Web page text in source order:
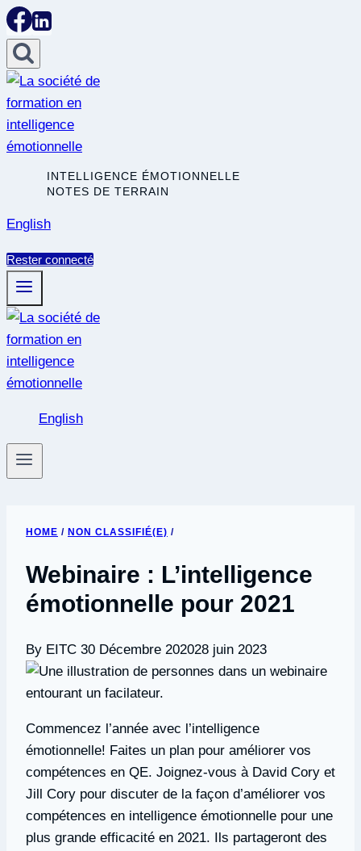
Skip
to
content
INTELLIGENCE ÉMOTIONNELLE
NOTES DE TERRAIN
English
Rester connecté
English
HOME / NON CLASSIFIÉ(E) /
Webinaire : L’intelligence
émotionnelle pour 2021
By EITC 30 Décembre 202028 juin 2023
Commencez l’année avec l’intelligence
émotionnelle! Faites un plan pour améliorer vos
compétences en QE. Joignez-vous à David Cory et
Jill Cory pour discuter de la façon d’améliorer vos
compétences en intelligence émotionnelle pour une
plus grande efficacité en 2021. Ils partageront des